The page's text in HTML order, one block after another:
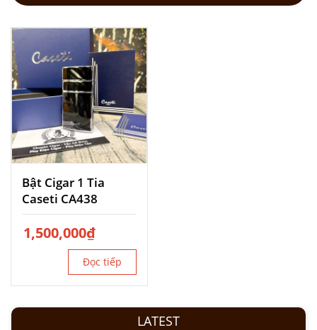
Bật Cigar 1 Tia
Caseti CA438
1,500,000₫
Đọc tiếp
LATEST